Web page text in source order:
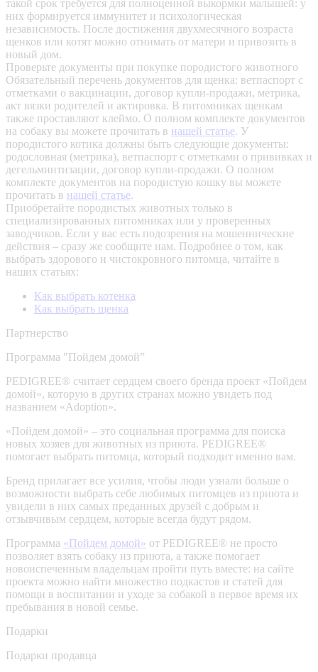
такой срок требуется для полноценной выкормки малышей: у
них формируется иммунитет и психологическая
независимость. После достижения двухмесячного возраста
щенков или котят можно отнимать от матери и привозить в
новый дом.
Проверьте документы при покупке породистого животного
Обязательный перечень документов для щенка: ветпаспорт с
отметками о вакцинации, договор купли-продажи, метрика,
акт вязки родителей и актировка. В питомниках щенкам
также проставляют клеймо. О полном комплекте документов
на собаку вы можете прочитать в нашей статье. У
породистого котика должны быть следующие документы:
родословная (метрика), ветпаспорт с отметками о прививках и
дегельминтизации, договор купли-продажи. О полном
комплекте документов на породистую кошку вы можете
прочитать в нашей статье.
Приобретайте породистых животных только в
специализированных питомниках или у проверенных
заводчиков. Если у вас есть подозрения на мошеннические
действия – сразу же сообщите нам. Подробнее о том, как
выбрать здорового и чистокровного питомца, читайте в
наших статьях:
Как выбрать котенка
Как выбрать щенка
Партнерство
Программа "Пойдем домой”
PEDIGREE® считает сердцем своего бренда проект «Пойдем
домой», которую в других странах можно увидеть под
названием «Adoption».
«Пойдем домой» – это социальная программа для поиска
новых хозяев для животных из приюта. PEDIGREE®
помогает выбрать питомца, который подходит именно вам.
Бренд прилагает все усилия, чтобы люди узнали больше о
возможности выбрать себе любимых питомцев из приюта и
увидели в них самых преданных друзей с добрым и
отзывчивым сердцем, которые всегда будут рядом.
Программа «Пойдем домой» от PEDIGREE® не просто
позволяет взять собаку из приюта, а также помогает
новоиспеченным владельцам пройти путь вместе: на сайте
проекта можно найти множество подкастов и статей для
помощи в воспитании и уходе за собакой в первое время их
пребывания в новой семье.
Подарки
Подарки продавца